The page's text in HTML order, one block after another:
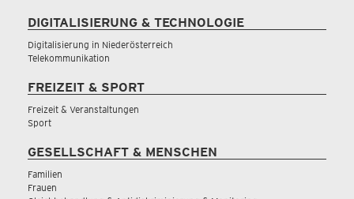
DIGITALISIERUNG & TECHNOLOGIE
Digitalisierung in Niederösterreich
Telekommunikation
FREIZEIT & SPORT
Freizeit & Veranstaltungen
Sport
GESELLSCHAFT & MENSCHEN
Familien
Frauen